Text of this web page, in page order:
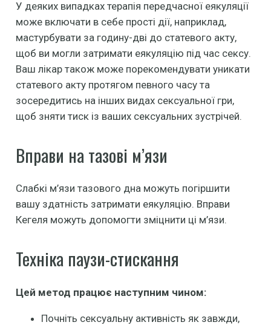
У деяких випадках терапія передчасної еякуляції
може включати в себе прості дії, наприклад,
мастурбувати за годину-дві до статевого акту,
щоб ви могли затримати еякуляцію під час сексу.
Ваш лікар також може порекомендувати уникати
статевого акту протягом певного часу та
зосередитись на інших видах сексуальної гри,
щоб зняти тиск із ваших сексуальних зустрічей.
Вправи на тазові м’язи
Слабкі м’язи тазового дна можуть погіршити
вашу здатність затримати еякуляцію. Вправи
Кегеля можуть допомогти зміцнити ці м’язи.
Техніка паузи-стискання
Цей метод працює наступним чином:
Почніть сексуальну активність як завжди,